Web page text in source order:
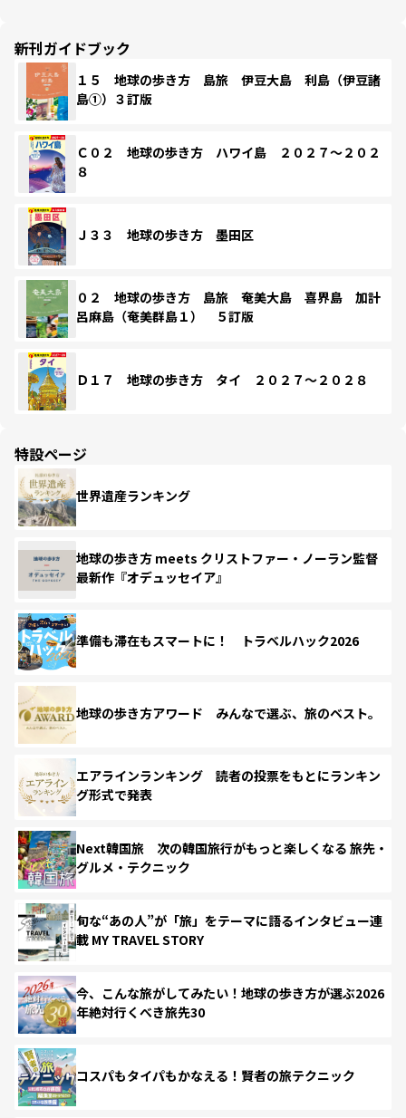
新刊ガイドブック
１５ 地球の歩き方 島旅 伊豆大島 利島（伊豆諸
島①）３訂版
Ｃ０２ 地球の歩き方 ハワイ島 ２０２７～２０２
８
Ｊ３３ 地球の歩き方 墨田区
０２ 地球の歩き方 島旅 奄美大島 喜界島 加計
呂麻島（奄美群島１） ５訂版
Ｄ１７ 地球の歩き方 タイ ２０２７～２０２８
特設ページ
世界遺産ランキング
地球の歩き方 meets クリストファー・ノーラン監督
最新作『オデュッセイア』
準備も滞在もスマートに！ トラベルハック2026
地球の歩き方アワード みんなで選ぶ、旅のベスト。
エアラインランキング 読者の投票をもとにランキン
グ形式で発表
Next韓国旅 次の韓国旅行がもっと楽しくなる 旅先・
グルメ・テクニック
旬な“あの人”が「旅」をテーマに語るインタビュー連
載 MY TRAVEL STORY
今、こんな旅がしてみたい！地球の歩き方が選ぶ2026
年絶対行くべき旅先30
コスパもタイパもかなえる！賢者の旅テクニック